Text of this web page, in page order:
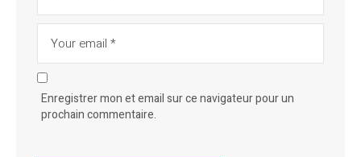
Enregistrer mon et email sur ce navigateur pour un
prochain commentaire.